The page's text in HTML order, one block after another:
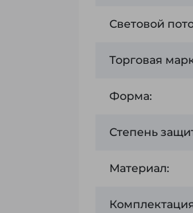
Световой
Торговая
Форма:
Степень
Материал: